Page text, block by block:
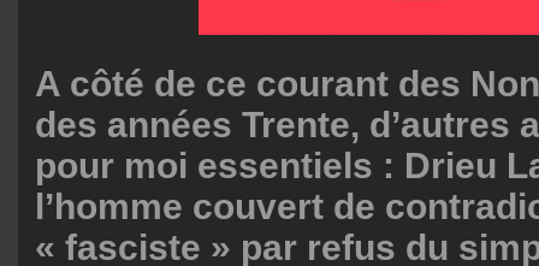
A côté de ce courant des
des années Trente, d’autres
pour moi essentiels : Drieu
l’homme couvert de
« fasciste » par refus du